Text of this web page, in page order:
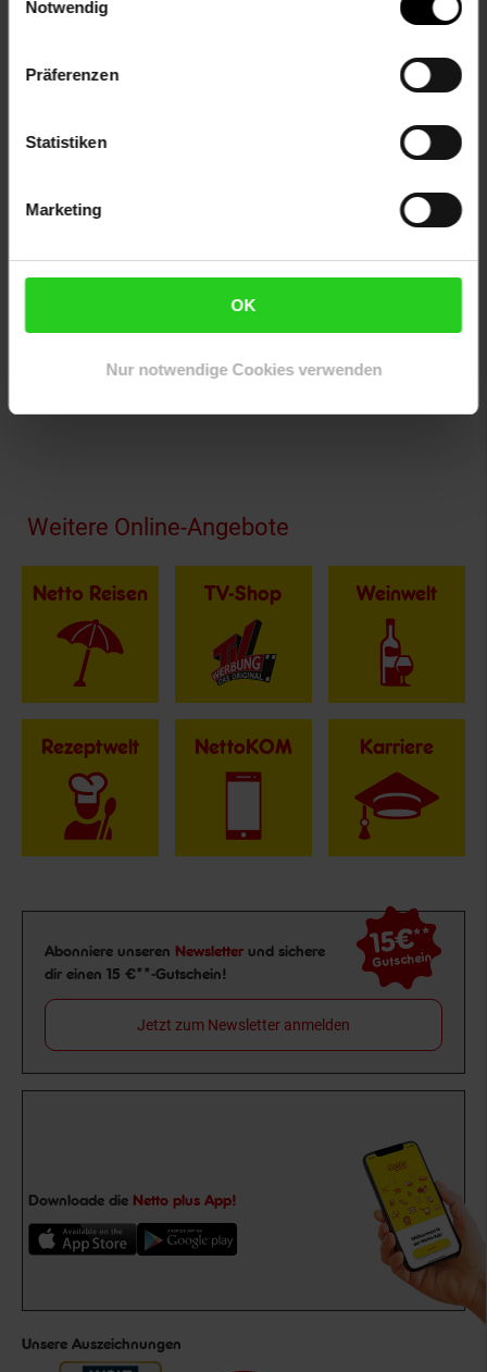
Notwendig
Präferenzen
Statistiken
Marketing
OK
Nur notwendige Cookies verwenden
Leichte Verschmutzung mit feuchtem Baumwolltuch
abwischen
Keine Haushaltsreiniger verwenden
EAN: 4255716301958
Artikel gehört zur Kategorie:
Versandinformationen
Fußzeile
Weitere Online-Angebote
Netto Reisen TV-Shop Weinwelt
Rezeptwelt NettoKOM Karriere
Newsletter Anmeldung
Abonniere unseren Newsletter und sichere
dir einen 15 €**-Gutschein!
15€**
Gutschein
Jetzt zum Newsletter anmelden
Downloade die Netto plus App!
Unsere Auszeichnungen